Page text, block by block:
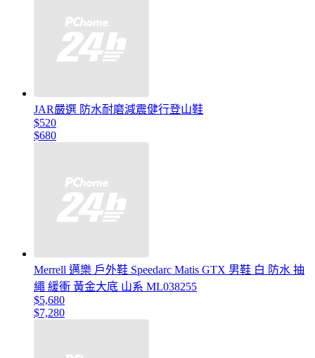
JAR嚴選 防水耐磨減震健行登山鞋
$520
$680
Merrell 邁樂 戶外鞋 Speedarc Matis GTX 男鞋 白 防水 抽
繩 緩衝 黃金大底 山系 ML038255
$5,680
$7,280